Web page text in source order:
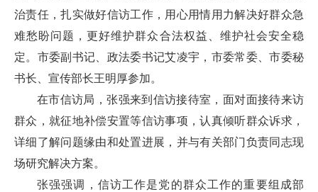
治责任，扎实做好信访工作，用心用情用力解决好群众急
难愁盼问题，更好维护群众合法权益、维护社会安全稳
定。市委副书记、政法委书记艾凌宇，市委常委、市委秘
书长、宣传部长王明厚参加。
在市信访局，张强来到信访接待室，面对面接待来访
群众，就征地补偿安置等信访事项，认真倾听群众诉求，
详细了解问题缘由和处置进展，并与有关部门负责同志现
场研究解决方案。
张强强调，信访工作是党的群众工作的重要组成部